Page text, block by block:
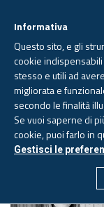
PAGINA AUTORE
Informativa
Questo sito, e gli
cookie
stesso e utili ad
migliorata e
secondo le finalità
Se vuoi saperne di
cookie, puoi farlo in
Gestisci le